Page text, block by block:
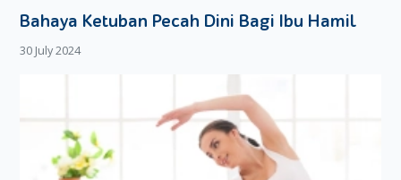
Bahaya Ketuban Pecah Dini Bagi Ibu Hamil
30 July 2024